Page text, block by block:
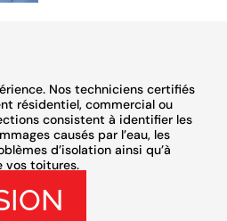
Nos techniciens certifiés
résidentiel, commercial ou
consistent à identifier les
causés par l’eau, les
d’isolation ainsi qu’à
vos toitures.